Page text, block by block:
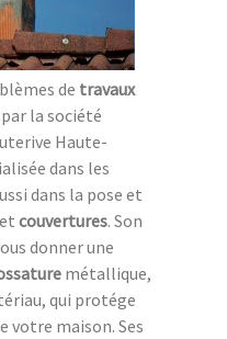
de travaux
la société
Haute-
dans les
dans la pose et
couvertures. Son
donner une
métallique,
qui protége
votre maison. Ses